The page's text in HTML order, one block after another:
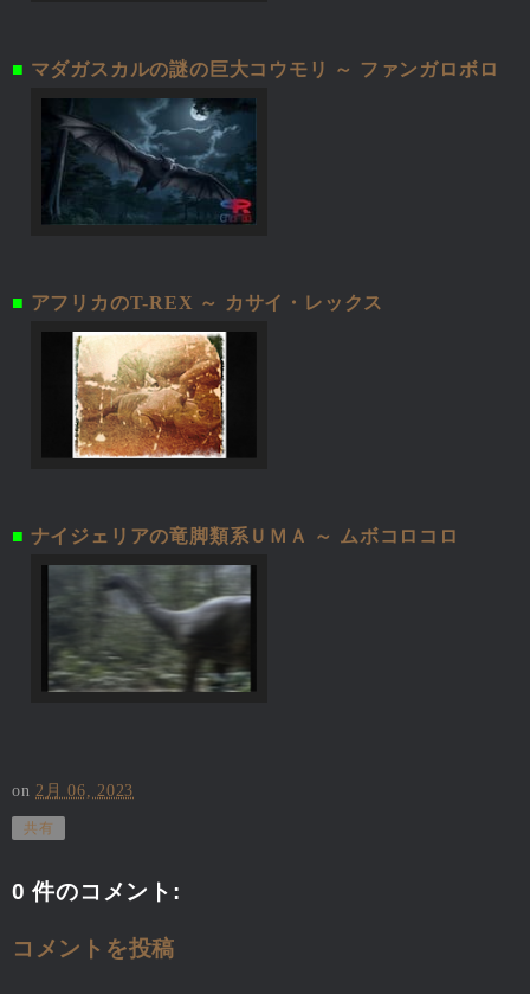
■ マダガスカルの謎の巨大コウモリ ～ ファンガロボロ
■ アフリカのT-REX ～ カサイ・レックス
■ ナイジェリアの竜脚類系ＵＭＡ ～ ムボコロコロ
on 2月 06, 2023
共有
0 件のコメント:
コメントを投稿